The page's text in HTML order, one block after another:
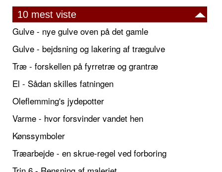
10 mest viste
Gulve - nye gulve oven på det gamle
Gulve - bejdsning og lakering af trægulve
Træ - forskellen på fyrretræ og grantræ
El - Sådan skilles fatningen
Oleflemming's jydepotter
Varme - hvor forsvinder vandet hen
Kønssymboler
Træarbejde - en skrue-regel ved forboring